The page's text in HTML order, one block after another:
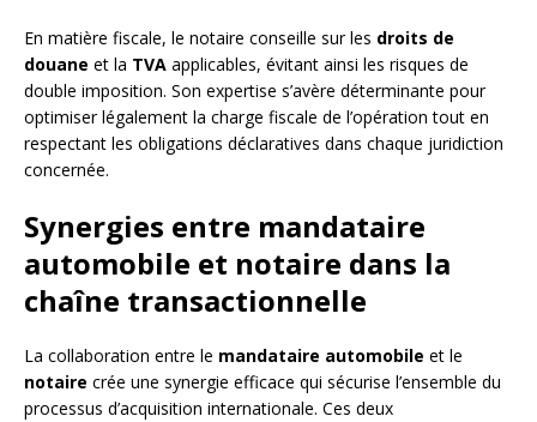
En matière fiscale, le notaire conseille sur les droits de
douane et la TVA applicables, évitant ainsi les risques de
double imposition. Son expertise s’avère déterminante pour
optimiser légalement la charge fiscale de l’opération tout en
respectant les obligations déclaratives dans chaque juridiction
concernée.
Synergies entre mandataire
automobile et notaire dans la
chaîne transactionnelle
La collaboration entre le mandataire automobile et le
notaire crée une synergie efficace qui sécurise l’ensemble du
processus d’acquisition internationale. Ces deux